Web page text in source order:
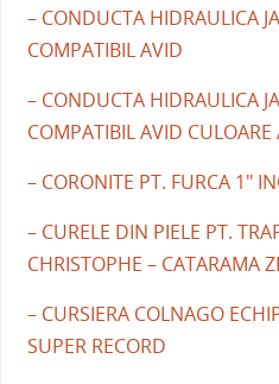
– CONDUCTA HIDRAULICA
COMPATIBIL AVID
– CONDUCTA HIDRAULICA
COMPATIBIL AVID CULOARE
– CORONITE PT. FURCA 1"
– CURELE DIN PIELE PT.
CHRISTOPHE – CATARAMA
– CURSIERA COLNAGO
SUPER RECORD